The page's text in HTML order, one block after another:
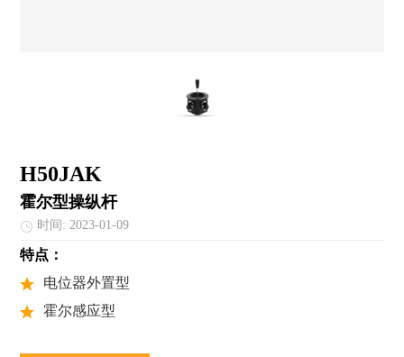
H50JAK
霍尔型操纵杆
时间: 2023-01-09
特点：
电位器外置型
霍尔感应型